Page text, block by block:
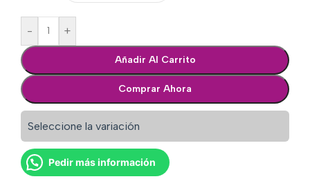
- +
Añadir Al Carrito
Comprar Ahora
Seleccione la variación
Pedir más información